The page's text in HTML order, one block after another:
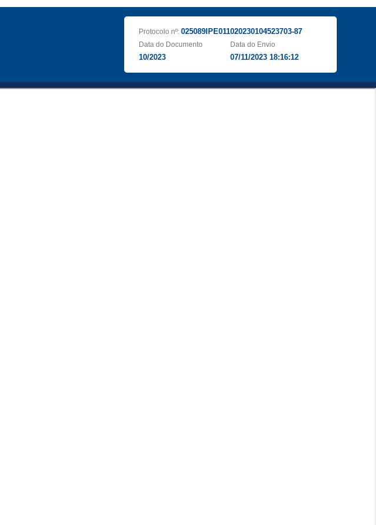
Protocolo nº: 025089IPE011020230104523703-87
Data do Documento
10/2023
Data do Envio
07/11/2023 18:16:12